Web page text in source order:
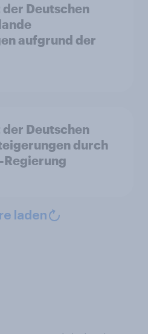
Deutschen
aufgrund der
Deutschen
durch
Regierung
laden